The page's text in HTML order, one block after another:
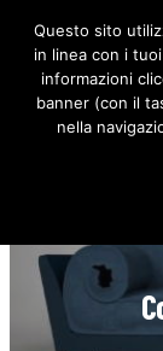
Questo sito
in linea con i
informazioni
banner (con il
nella